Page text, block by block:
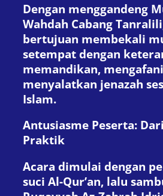
Dengan menggandeng
Wahdah Cabang
bertujuan membekali
setempat dengan
memandikan,
menyalatkan jenazah
Islam.
Antusiasme Peserta:
Praktik
Acara dimulai dengan
suci Al-Qur’an, lalu